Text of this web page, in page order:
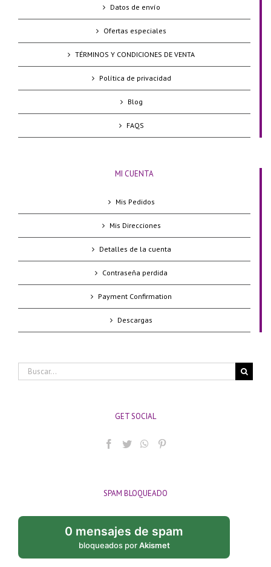
Datos de envío
Ofertas especiales
TÉRMINOS Y CONDICIONES DE VENTA
Política de privacidad
Blog
FAQS
MI CUENTA
Mis Pedidos
Mis Direcciones
Detalles de la cuenta
Contraseña perdida
Payment Confirmation
Descargas
Buscar:
GET SOCIAL
SPAM BLOQUEADO
0 mensajes de spam
bloqueados porAkismet